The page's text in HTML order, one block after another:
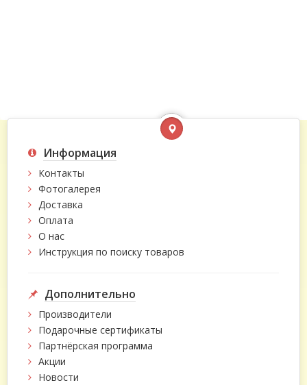
Информация
Контакты
Фотогалерея
Доставка
Оплата
О нас
Инструкция по поиску товаров
Дополнительно
Производители
Подарочные сертификаты
Партнёрская программа
Акции
Новости